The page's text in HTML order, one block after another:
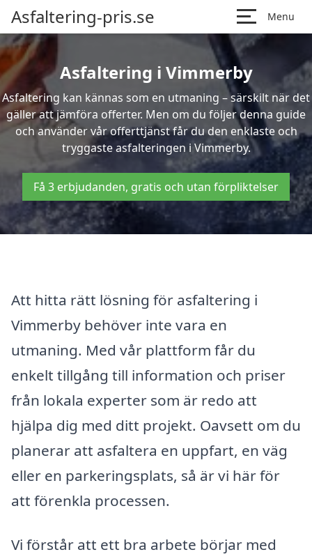
Asfaltering-pris.se Menu
Asfaltering i Vimmerby
Asfaltering kan kännas som en utmaning – särskilt när det
gäller att jämföra offerter. Men om du följer denna guide
och använder vår offerttjänst får du den enklaste och
tryggaste asfalteringen i Vimmerby.
Få 3 erbjudanden, gratis och utan förpliktelser
Att hitta rätt lösning för asfaltering i
Vimmerby behöver inte vara en
utmaning. Med vår plattform får du
enkelt tillgång till information och priser
från lokala experter som är redo att
hjälpa dig med ditt projekt. Oavsett om du
planerar att asfaltera en uppfart, en väg
eller en parkeringsplats, så är vi här för
att förenkla processen.
Vi förstår att ett bra arbete börjar med